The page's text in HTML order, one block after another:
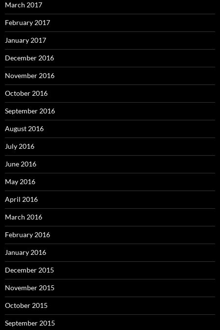
March 2017
February 2017
January 2017
December 2016
November 2016
October 2016
September 2016
August 2016
July 2016
June 2016
May 2016
April 2016
March 2016
February 2016
January 2016
December 2015
November 2015
October 2015
September 2015